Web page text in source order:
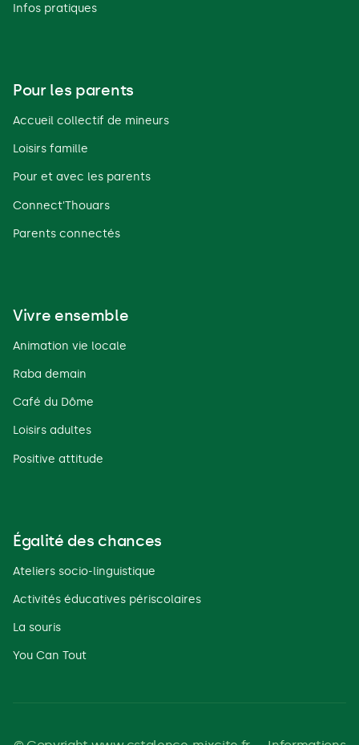
Infos pratiques
Pour les parents
Accueil collectif de mineurs
Loisirs famille
Pour et avec les parents
Connect'Thouars
Parents connectés
Vivre ensemble
Animation vie locale
Raba demain
Café du Dôme
Loisirs adultes
Positive attitude
Égalité des chances
Ateliers socio-linguistique
Activités éducatives périscolaires
La souris
You Can Tout